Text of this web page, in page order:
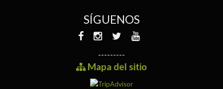
SÍGUENOS
---------
Mapa del sitio